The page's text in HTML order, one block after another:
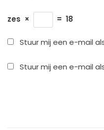
zes × = 18
Stuur mij een e-mail
Stuur mij een e-mail